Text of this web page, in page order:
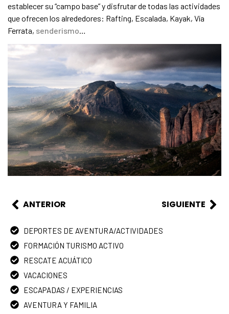
establecer su “campo base” y disfrutar de todas las actividades
que ofrecen los alrededores: Rafting, Escalada, Kayak, Vía
Ferrata, senderismo
ANTERIOR SIGUIENTE
DEPORTES DE AVENTURA/ACTIVIDADES
FORMACIÓN TURISMO ACTIVO
RESCATE ACUÁTICO
VACACIONES
ESCAPADAS / EXPERIENCIAS
AVENTURA Y FAMILIA